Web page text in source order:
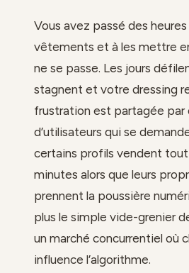
Vous avez passé des
vêtements et à les mettre
ne se passe. Les jours
stagnent et votre dressing
frustration est partagée par
d’utilisateurs qui se
certains profils vendent tout
minutes alors que leurs
prennent la poussière
plus le simple vide-grenier
un marché concurrentiel où
influence l’algorithme.